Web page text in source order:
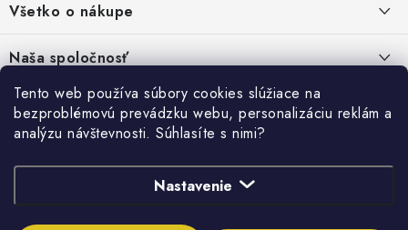
Tento web používa súbory cookies slúžiace na
bezproblémovú prevádzku webu, personalizáciu reklám a
analýzu návštevnosti. Súhlasíte s nimi?
Nastavenie
p
ä
t
Všetko o nákupe
Kontakty
Obchodné podmienky
Podmienky ochrany osobných údajov
Naša spoločnosť
SHOWROOM - poradňa pre vaše projekty
PREDAJŇA - Raková
Stabilná spoločnosť od roku 2009
Prihlásenie
E-mail
Heslo
HĽADAŤ